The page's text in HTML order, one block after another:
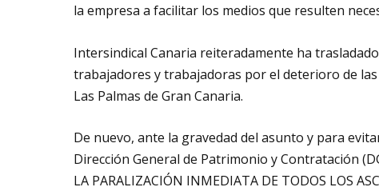
la empresa a facilitar los medios que resulten
Intersindical Canaria reiteradamente ha
trabajadores y trabajadoras por el deterioro de
Las Palmas de Gran Canaria.
De nuevo, ante la gravedad del asunto y para
Dirección General de Patrimonio y Contratación
LA PARALIZACIÓN INMEDIATA DE TODOS LOS